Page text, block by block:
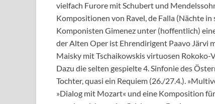
vielfach Furore mit Schubert und
Kompositionen von Ravel, de Falla (Nächte
Komponisten Gimenez unter (hoffentlich)
der Alten Oper ist Ehrendirigent Paavo Järvi
Maisky mit Tschaikowskis virtuosen
Dazu die selten gespielte 4. Sinfonie des
Tochter, quasi ein Requiem (26./27.4.).
»Dialog mit Mozart« und eine Komposition